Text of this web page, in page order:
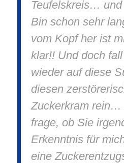
Teufelskreis…
Bin schon sehr
vom Kopf her ist
klar!! Und doch
wieder auf diese
diesen
Zuckerkram rein…
frage, ob Sie
Erkenntnis für
eine